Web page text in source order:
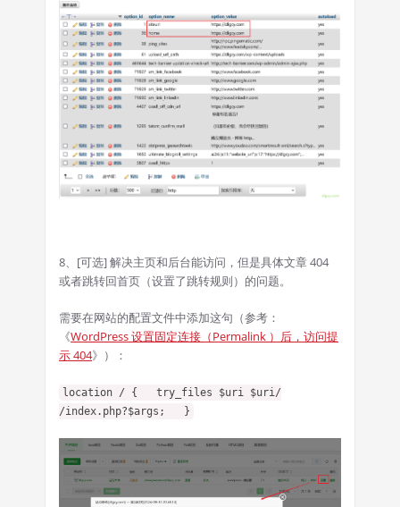
8、[可选] 解决主页和后台能访问，但是具体文章 404
或者跳转回首页（设置了跳转规则）的问题。
需要在网站的配置文件中添加这句（参考：
《WordPress 设置固定连接（Permalink ）后，访问提
示 404》）：
location / { try_files $uri $uri/
/index.php?$args; }